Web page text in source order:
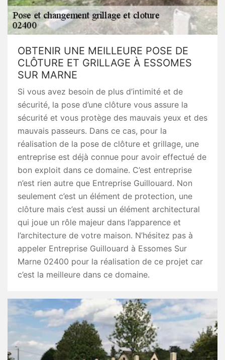
OBTENIR UNE MEILLEURE POSE DE
CLÔTURE ET GRILLAGE À ESSOMES
SUR MARNE
Si vous avez besoin de plus d’intimité et de
sécurité, la pose d’une clôture vous assure la
sécurité et vous protège des mauvais yeux et des
mauvais passeurs. Dans ce cas, pour la
réalisation de la pose de clôture et grillage, une
entreprise est déjà connue pour avoir effectué de
bon exploit dans ce domaine. C’est entreprise
n’est rien autre que Entreprise Guillouard. Non
seulement c’est un élément de protection, une
clôture mais c’est aussi un élément architectural
qui joue un rôle majeur dans l’apparence et
l’architecture de votre maison. N’hésitez pas à
appeler Entreprise Guillouard à Essomes Sur
Marne 02400 pour la réalisation de ce projet car
c’est la meilleure dans ce domaine.